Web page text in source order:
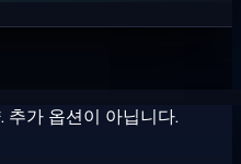
추가 옵션이 아닙니다.